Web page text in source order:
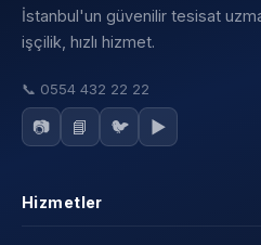
İstanbul'un güvenilir tesisat
işçilik, hızlı hizmet.
📞 0554 432 22 22
📷 📘 🐦 ▶️
Hizmetler